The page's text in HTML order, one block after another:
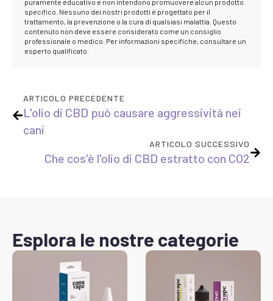
puramente educativo e non intendono promuovere alcun prodotto
specifico. Nessuno dei nostri prodotti è progettato per il
trattamento, la prevenzione o la cura di qualsiasi malattia. Questo
contenuto non deve essere considerato come un consiglio
professionale o medico. Per informazioni specifiche, consultare un
esperto qualificato.
ARTICOLO PRECEDENTE
L'olio di CBD può causare aggressività nei
cani
ARTICOLO SUCCESSIVO
Che cos'è l'olio di CBD estratto con CO2
Esplora le nostre categorie